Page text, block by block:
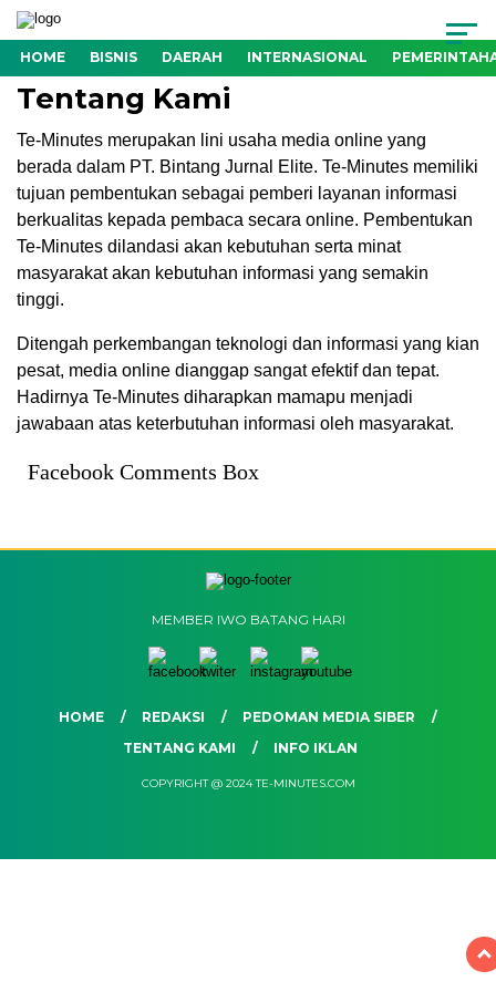
HOME BISNIS DAERAH INTERNASIONAL
Tentang Kami
Te-Minutes merupakan lini usaha media online yang
berada dalam PT. Bintang Jurnal Elite. Te-Minutes memiliki
tujuan pembentukan sebagai pemberi layanan informasi
berkualitas kepada pembaca secara online. Pembentukan
Te-Minutes dilandasi akan kebutuhan serta minat
masyarakat akan kebutuhan informasi yang semakin
tinggi.
Ditengah perkembangan teknologi dan informasi yang kian
pesat, media online dianggap sangat efektif dan tepat.
Hadirnya Te-Minutes diharapkan mamapu menjadi
jawabaan atas keterbutuhan informasi oleh masyarakat.
Facebook Comments Box
MEMBER IWO BATANG HARI
HOME REDAKSI
PEDOMAN MEDIA SIBER
TENTANG KAMI
INFO IKLAN
COPYRIGHT @ 2024 TE-MINUTES.COM